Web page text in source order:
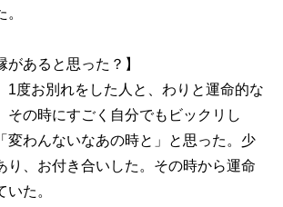
があると思った？】
1度お別れをした人と、わりと運命的な
その時にすごく自分でもビックリし
変わんないなあの時と」と思った。少
り、お付き合いした。その時から運命
た。